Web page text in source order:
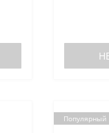
Популярный